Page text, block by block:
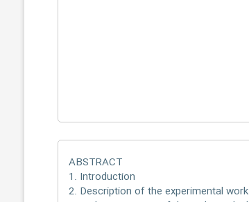
ABSTRACT
1. Introduction
2. Description of the experimental work